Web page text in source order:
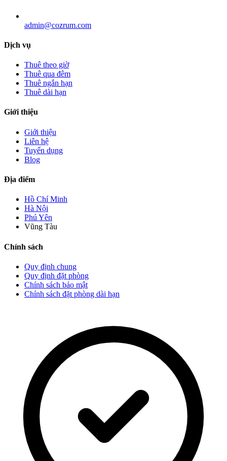
admin@cozrum.com
Dịch vụ
Thuê theo giờ
Thuê qua đêm
Thuê ngắn hạn
Thuê dài hạn
Giới thiệu
Giới thiệu
Liên hệ
Tuyển dụng
Blog
Địa điểm
Hồ Chí Minh
Hà Nội
Phú Yên
Vũng Tàu
Chính sách
Quy định chung
Quy định đặt phòng
Chính sách bảo mật
Chính sách đặt phòng dài hạn